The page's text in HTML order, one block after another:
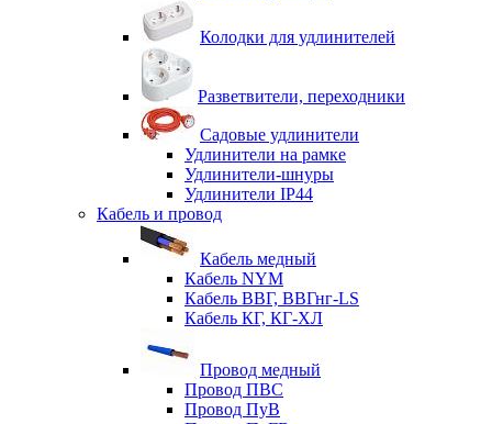
Колодки для удлинителей
Разветвители, переходники
Садовые удлинители
Удлинители на рамке
Удлинители-шнуры
Удлинители IP44
Кабель и провод
Кабель медный
Кабель NYM
Кабель ВВГ, ВВГнг-LS
Кабель КГ, КГ-ХЛ
Провод медный
Провод ПВС
Провод ПуВ